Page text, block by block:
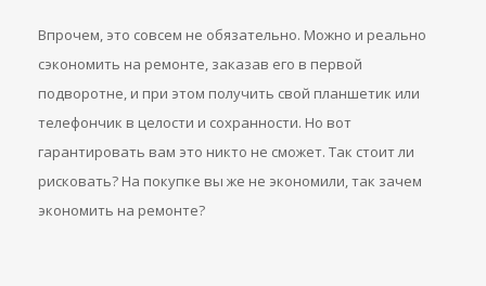
Впрочем, это совсем не обязательно. Можно и реально
сэкономить на ремонте, заказав его в первой
подворотне, и при этом получить свой планшетик или
телефончик в целости и сохранности. Но вот
гарантировать вам это никто не сможет. Так стоит ли
рисковать? На покупке вы же не экономили, так зачем
экономить на ремонте?